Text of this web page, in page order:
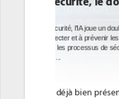
bientôt
Des datacenters
ce que
avec la mise en
1
Qu'est-